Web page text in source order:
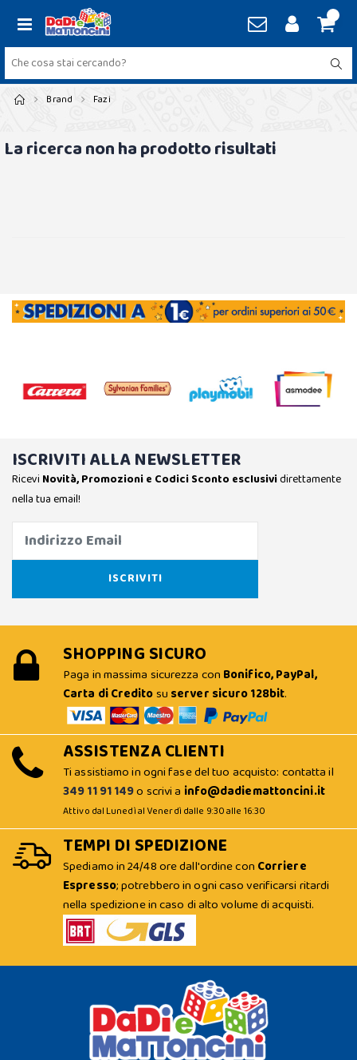
Brand Fazi
La ricerca non ha prodotto risultati
ISCRIVITI ALLA NEWSLETTER
Ricevi Novità, Promozioni e Codici Sconto esclusividirettamente
nella tua email!
SHOPPING SICURO
Paga in massima sicurezza con Bonifico, PayPal,
Carta di Creditosu server sicuro 128bit.
ASSISTENZA CLIENTI
Ti assistiamo in ogni fase del tuo acquisto: contatta il
349 11 91 149o scrivi a info@dadiemattoncini.it
Attivo dal Lunedì al Venerdì dalle 9:30 alle 16:30
TEMPI DI SPEDIZIONE
Spediamo in 24/48 ore dall'ordine con Corriere
Espresso; potrebbero in ogni caso verificarsi ritardi
nella spedizione in caso di alto volume di acquisti.